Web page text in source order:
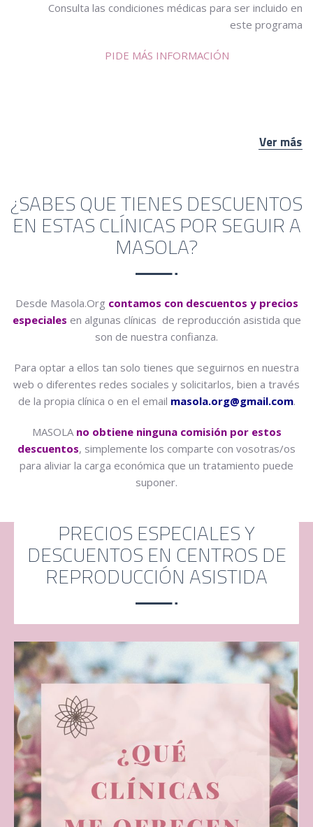
Consulta las condiciones médicas para ser incluido en
este programa
PIDE MÁS INFORMACIÓN
Ver más
¿SABES QUE TIENES DESCUENTOS
EN ESTAS CLÍNICAS POR SEGUIR A
MASOLA?
Desde Masola.Org contamos con descuentos y precios
especiales en algunas clínicas de reproducción asistida que
son de nuestra confianza.
Para optar a ellos tan solo tienes que seguirnos en nuestra
web o diferentes redes sociales y solicitarlos, bien a través
de la propia clínica o en el email masola.org@gmail.com.
MASOLA no obtiene ninguna comisión por estos
descuentos, simplemente los comparte con vosotras/os
para aliviar la carga económica que un tratamiento puede
suponer.
PRECIOS ESPECIALES Y
DESCUENTOS EN CENTROS DE
REPRODUCCIÓN ASISTIDA